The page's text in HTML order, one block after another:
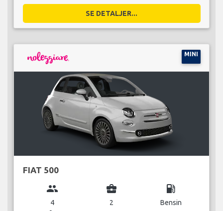
SE DETALJER...
MINI
FIAT 500
group
4
business_center
2
local_gas_station
Bensin